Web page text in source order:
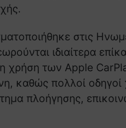
στις
ιδιαίτερα
χρήση των Apple
καθώς πολλοί
πλοήγησης,